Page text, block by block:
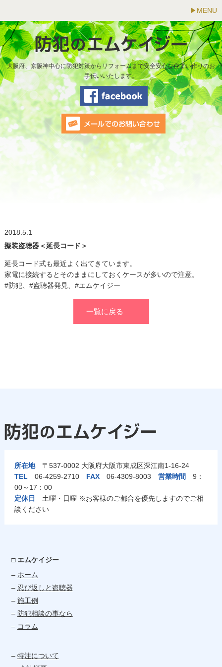
MENU
大阪府、京阪神中心に防犯対策からリフォームまで安全安心な住まい作りのお
手伝いいたします。
2018.5.1
擬装盗聴器＜延長コード＞
延長コード式も最近よく出てきています。
家電に接続するとそのままにしておくケースが多いので注意。
#防犯、#盗聴器発見、#エムケイジー
一覧に戻る
所在地〒537-0002 大阪府大阪市東成区深江南1-16-24
TEL 06-4259-2710 FAX06-4309-8003 営業時間
9：
00～17：00
定休日
土曜・日曜 ※お客様のご都合を優先しますのでご相
談ください
□ エムケイジー
– ホーム
– 忍び返しと盗聴器
– 施工例
– 防犯相談の事なら
– コラム
– 特注について